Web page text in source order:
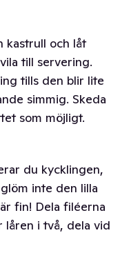
kastrull och låt
till servering.
tills den blir lite
simmig. Skeda
som möjligt.
du kycklingen,
inte den lilla
fin! Dela filéerna
låren i två, dela vid